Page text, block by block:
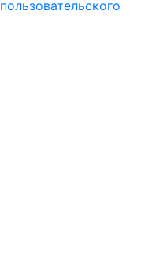
пользовательского